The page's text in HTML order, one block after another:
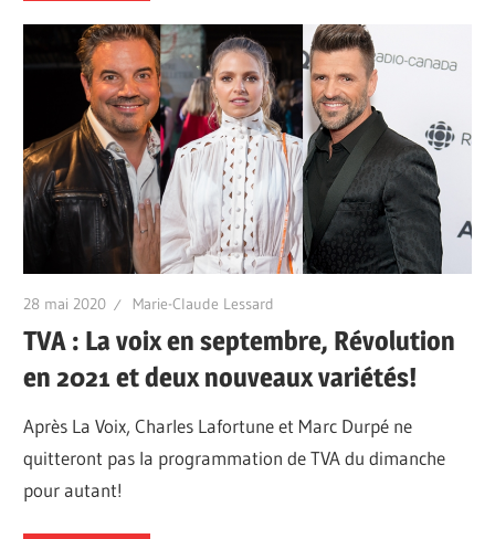
28 mai 2020 Marie-Claude Lessard
TVA : La voix en septembre, Révolution
en 2021 et deux nouveaux variétés!
Après La Voix, Charles Lafortune et Marc Durpé ne
quitteront pas la programmation de TVA du dimanche
pour autant!